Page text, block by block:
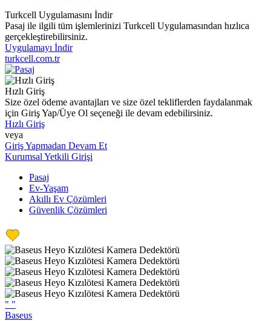
Turkcell Uygulamasını İndir
Pasaj ile ilgili tüm işlemlerinizi Turkcell Uygulamasından hızlıca
gerçekleştirebilirsiniz.
Uygulamayı İndir
turkcell.com.tr
Hızlı Giriş
Size özel ödeme avantajları ve size özel tekliflerden faydalanmak
için Giriş Yap/Üye Ol seçeneği ile devam edebilirsiniz.
Hızlı Giriş
veya
Giriş Yapmadan Devam Et
Kurumsal Yetkili Girişi
Pasaj
Ev-Yaşam
Akıllı Ev Çözümleri
Güvenlik Çözümleri
" "
Baseus